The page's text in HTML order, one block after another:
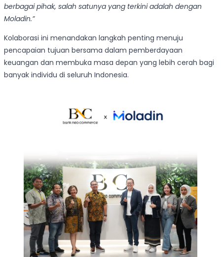
berbagai pihak, salah satunya yang terkini adalah dengan
Moladin.”
Kolaborasi ini menandakan langkah penting menuju
pencapaian tujuan bersama dalam pemberdayaan
keuangan dan membuka masa depan yang lebih cerah bagi
banyak individu di seluruh Indonesia.